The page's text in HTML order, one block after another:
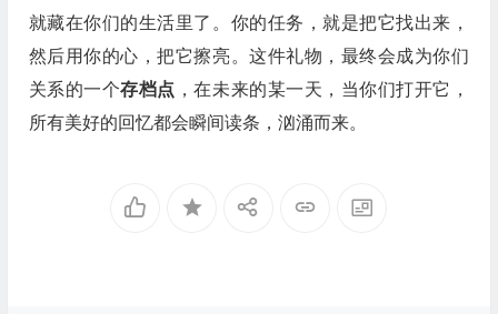
就藏在你们的生活里了。你的任务，就是把它找出来，
然后用你的心，把它擦亮。这件礼物，最终会成为你们
关系的一个存档点 ，在未来的某一天，当你们打开它，
所有美好的回忆都会瞬间读条，汹涌而来。